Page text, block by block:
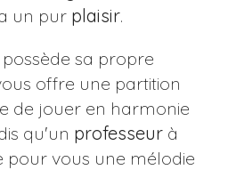
un pur plaisir.
sa propre
offre une partition
de jouer en harmonie
qu'un professeurà
vous une mélodie